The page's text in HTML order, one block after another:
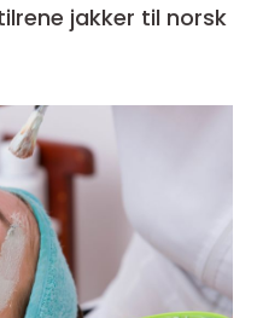
jakker til norsk